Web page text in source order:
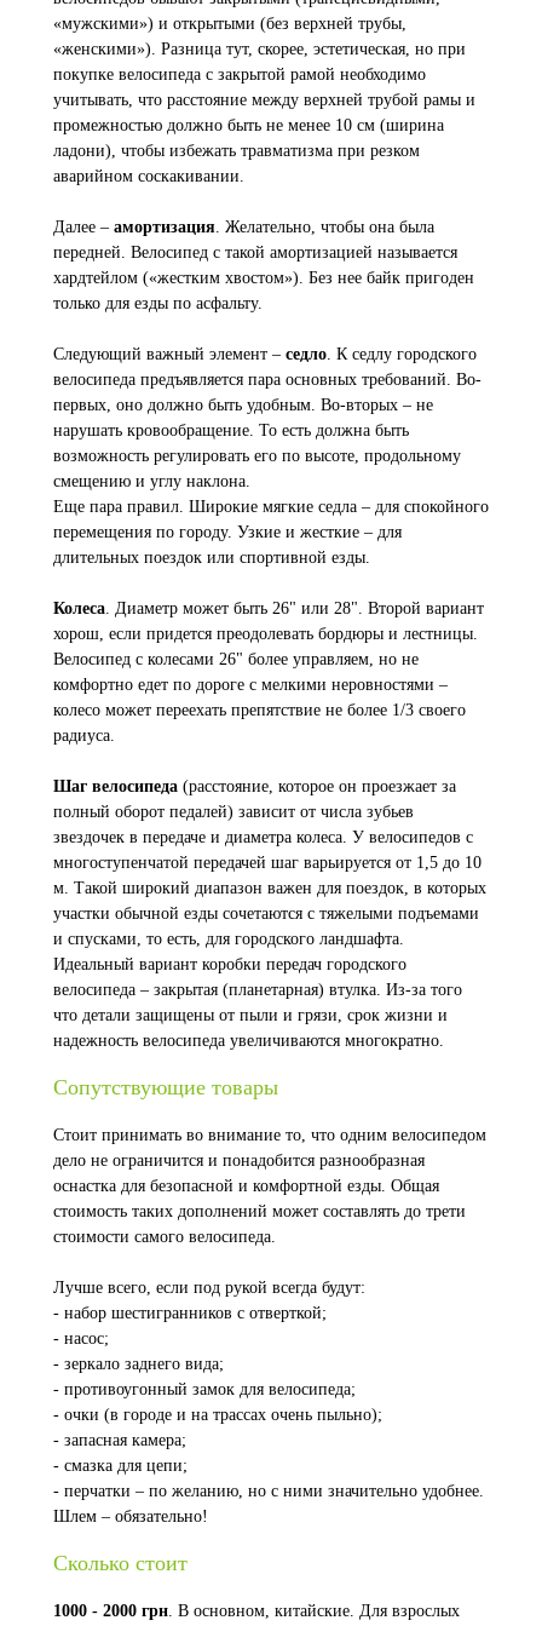
«мужскими») и открытыми (без верхней трубы,
«женскими»). Разница тут, скорее, эстетическая, но при
покупке велосипеда с закрытой рамой необходимо
учитывать, что расстояние между верхней трубой рамы и
промежностью должно быть не менее 10 см (ширина
ладони), чтобы избежать травматизма при резком
аварийном соскакивании.
Далее – амортизация . Желательно, чтобы она была
передней. Велосипед с такой амортизацией называется
хардтейлом («жестким хвостом»). Без нее байк пригоден
только для езды по асфальту.
Следующий важный элемент – седло . К седлу городского
велосипеда предъявляется пара основных требований. Во-
первых, оно должно быть удобным. Во-вторых – не
нарушать кровообращение. То есть должна быть
возможность регулировать его по высоте, продольному
смещению и углу наклона.
Еще пара правил. Широкие мягкие седла – для спокойного
перемещения по городу. Узкие и жесткие – для
длительных поездок или спортивной езды.
Колеса . Диаметр может быть 26" или 28". Второй вариант
хорош, если придется преодолевать бордюры и лестницы.
Велосипед с колесами 26" более управляем, но не
комфортно едет по дороге с мелкими неровностями –
колесо может переехать препятствие не более 1/3 своего
радиуса.
Шаг велосипеда (расстояние, которое он проезжает за
полный оборот педалей) зависит от числа зубьев
звездочек в передаче и диаметра колеса. У велосипедов с
многоступенчатой передачей шаг варьируется от 1,5 до 10
м. Такой широкий диапазон важен для поездок, в которых
участки обычной езды сочетаются с тяжелыми подъемами
и спусками, то есть, для городского ландшафта.
Идеальный вариант коробки передач городского
велосипеда – закрытая (планетарная) втулка. Из-за того
что детали защищены от пыли и грязи, срок жизни и
надежность велосипеда увеличиваются многократно.
Сопутствующие товары
Стоит принимать во внимание то, что одним велосипедом
дело не ограничится и понадобится разнообразная
оснастка для безопасной и комфортной езды. Общая
стоимость таких дополнений может составлять до трети
стоимости самого велосипеда.
Лучше всего, если под рукой всегда будут:
- набор шестигранников с отверткой;
- насос;
- зеркало заднего вида;
- противоугонный замок для велосипеда;
- очки (в городе и на трассах очень пыльно);
- запасная камера;
- смазка для цепи;
- перчатки – по желанию, но с ними значительно удобнее.
Шлем – обязательно!
Сколько стоит
1000 - 2000 грн . В основном, китайские. Для взрослых